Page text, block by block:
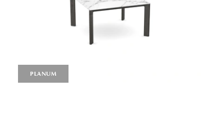
PLANUM